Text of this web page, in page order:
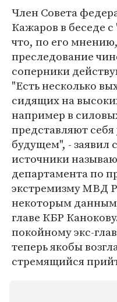
Член Совета
Кажаров в беседе
что, по его
преследование
соперники
"Есть несколько
сидящих на
например в
представляют себя
будущем", - заявил
источники
департамента по
экстремизму МВД
некоторым
главе КБР
покойному экс-
теперь якобы
стремящийся